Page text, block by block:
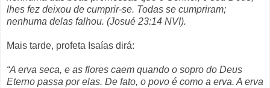
lhes fez deixou de cumprir-se. Todas se cumpriram;
nenhuma delas falhou. (Josué 23:14 NVI).
Mais tarde, profeta Isaías dirá:
“A erva seca, e as flores caem quando o sopro do Deus
Eterno passa por elas. De fato, o povo é como a erva. A erva